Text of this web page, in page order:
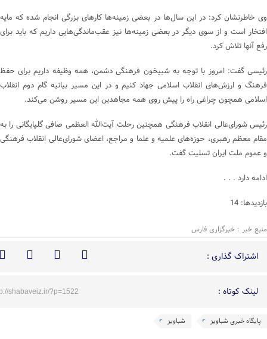
وی خاطرنشان کرد: در این سال‌ها در بعضی زمینه‌ها کارهای بزرگی انجام شده که مایه
افتخار است و از سوی دیگر در بعضی زمینه‌ها نیز عقب‌ماندگی‌هایی داریم که باید برای
رفع آنها تلاش کرد.
رئیسی گفت: امروز با توجه به شبیخون فرهنگی دشمن، همه وظیفه داریم برای حفظ
فرهنگ و ارزش‌های انقلاب اسلامی جهاد کنیم و در این مسیر بیانیه گام دوم انقلاب
اسلامی همچون چراغی راه را پیش روی همه مجاهدین این مسیر روشن می‌کند.
رئیس شورای‌عالی انقلاب فرهنگی همچنین رحلت آیت‌الله العظمی صافی گلپایگانی را به
مقام معظم رهبری، حوزه‌های علمیه و علما و مراجع، اعضای شورای‌عالی انقلاب فرهنگی
و عموم ملت ایران تسلیت گفت.
ادامه دارد . . .
بازدیدها: 14
منبع خبر : خبرگزاری فارس
اشتراک گذاری :
لینک کوتاه : shabaveiz.ir/?p=1522
پایگاه خبری شباویز شباویز